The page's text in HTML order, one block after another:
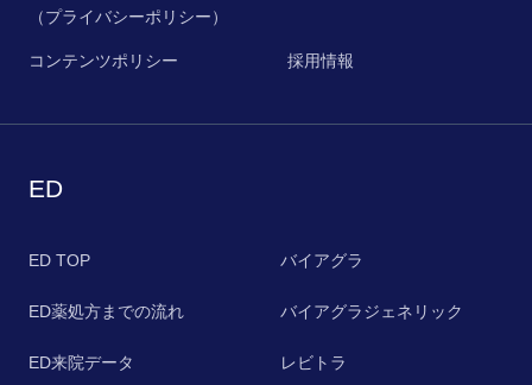
（プライバシーポリシー）
コンテンツポリシー 採用情報
ED
ED TOP
ED薬処方までの流れ
ED来院データ
バイアグラ
バイアグラジェネリック
レビトラ